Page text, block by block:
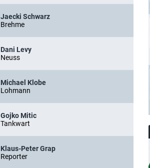
Jaecki Schwarz
Brehme
Dani Levy
Neuss
Michael Klobe
Lohmann
Gojko Mitic
Tankwart
Klaus-Peter Grap
Reporter